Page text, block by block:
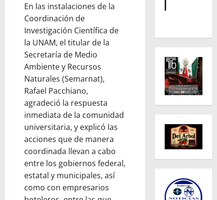
En las instalaciones de la
Coordinación de
Investigación Científica de
la UNAM, el titular de la
Secretaría de Medio
Ambiente y Recursos
Naturales (Semarnat),
Rafael Pacchiano,
agradeció la respuesta
inmediata de la comunidad
universitaria, y explicó las
acciones que de manera
coordinada llevan a cabo
entre los gobiernos federal,
estatal y municipales, así
como con empresarios